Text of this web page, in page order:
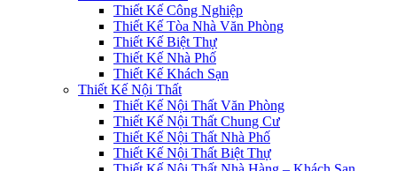
Thiết Kế Công Nghiệp
Thiết Kế Tòa Nhà Văn Phòng
Thiết Kế Biệt Thự
Thiết Kế Nhà Phố
Thiết Kế Khách Sạn
Thiết Kế Nội Thất
Thiết Kế Nội Thất Văn Phòng
Thiết Kế Nội Thất Chung Cư
Thiết Kế Nội Thất Nhà Phố
Thiết Kế Nội Thất Biệt Thự